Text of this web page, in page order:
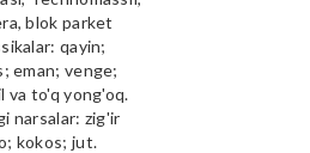
blok parket
qayin;
eman; venge;
va to'q yong'oq.
narsalar: zig'ir
kokos; jut.